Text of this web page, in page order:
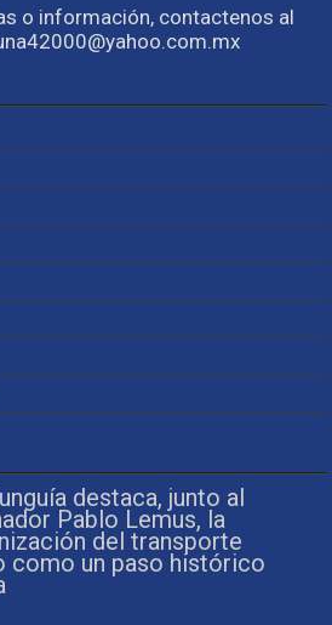
o información, contactenos al
destaca, junto al
Pablo Lemus, la
del transporte
como un paso histórico